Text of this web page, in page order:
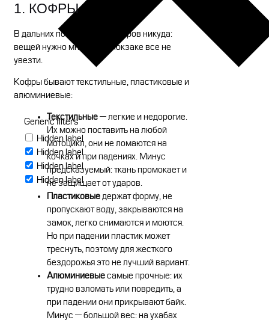
Generic filters
Hidden label
Hidden label
Hidden label
Hidden label
1. КОФРЫ
В дальних поездках без кофров никуда:
вещей нужно много, а в рюкзаке все не
увезти.
Кофры бывают текстильные, пластиковые и
алюминиевые:
Текстильные— легкие и недорогие.
Их можно поставить на любой
мотоцикл, они не ломаются на
кочках и при падениях. Минус
предсказуемый: ткань промокает и
не защищает от ударов.
Пластиковыедержат форму, не
пропускают воду, закрываются на
замок, легко снимаются и моются.
Но при падении пластик может
треснуть, поэтому для жесткого
бездорожья это не лучший вариант.
Алюминиевыесамые прочные: их
трудно взломать или повредить, а
при падении они прикрывают байк.
Минус — большой вес: на ухабах